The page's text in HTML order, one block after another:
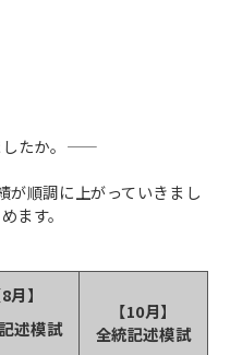
か。――
が順調に上がっていきまし
ます。
8月】
述模試
【10月】
全統記述模試